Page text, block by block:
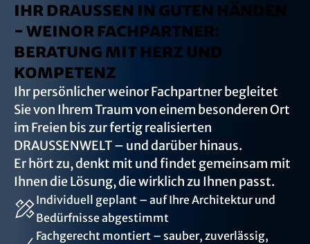
IHR DRAUSSEN IN GUTEN HÄNDEN
- WEINOR FACHPARTNER:
BERATUNG MIT HERZ UND
KOMPETENZ
Ihr persönlicher weinor Fachpartner begleitet
Sie von Ihrem Traum von einem besonderen Ort
im Freien bis zur fertig realisierten
DRAUSSENWELT – und darüber hinaus.
Er hört zu, denkt mit und findet gemeinsam mit
Ihnen die Lösung, die wirklich zu Ihnen passt.
Individuell geplant – auf Ihre Architektur und
Bedürfnisse abgestimmt
Fachgerecht montiert – sauber, zuverlässig,